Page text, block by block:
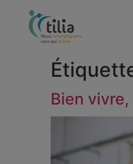
Bien